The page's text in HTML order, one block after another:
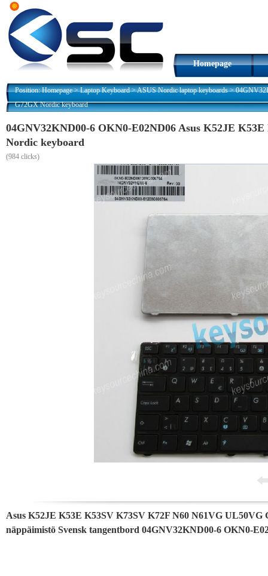
Homepage
Position:Homepage>Laptop Keyboard>ASUS Nordic laptop keyboards>
G72GX Nordic keyboard
04GNV32KND00-6 OKN0-E02ND06 Asus K52JE
Nordic keyboard
(984 clicks)
Asus K52JE K53E K53SV K73SV K72F N60 N61VG
näppäimistö Svensk tangentbord 04GNV32KND00-6 OKN0-